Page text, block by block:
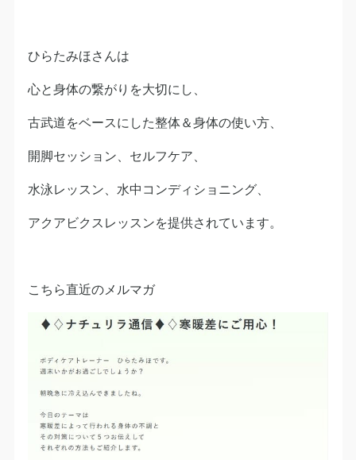
ひらたみほさんは
心と身体の繋がりを大切にし、
古武道をベースにした整体＆身体の使い方、
開脚セッション、セルフケア、
水泳レッスン、水中コンディショニング、
アクアビクスレッスンを提供されています。
こちら直近のメルマガ